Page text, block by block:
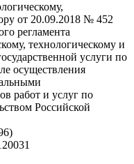
от 20.09.2018 № 452
регламента
технологическому и
услуги по
осуществления
работ и услуг по
Российской